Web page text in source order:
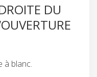
DU
à blanc.